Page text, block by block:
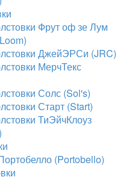
Фрут оф зе Лум
ДжейЭРСи (JRC)
МерчТекс
Солс (Sol's)
Старт (Start)
ТиЭйчКлоуз
(Portobello)